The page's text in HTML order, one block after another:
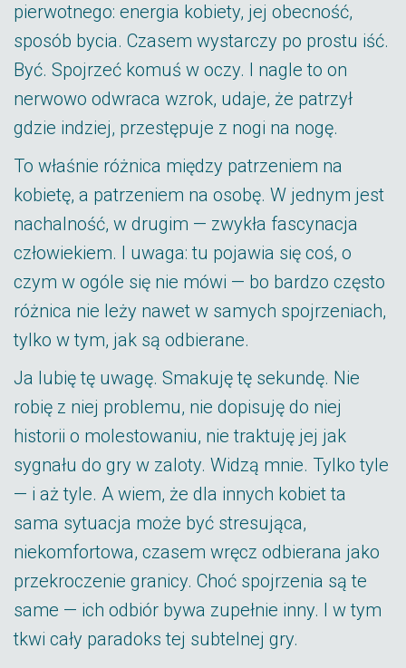
pierwotnego: energia kobiety, jej obecność,
sposób bycia. Czasem wystarczy po prostu iść.
Być. Spojrzeć komuś w oczy. I nagle to on
nerwowo odwraca wzrok, udaje, że patrzył
gdzie indziej, przestępuje z nogi na nogę.
To właśnie różnica między patrzeniem na
kobietę, a patrzeniem na osobę. W jednym jest
nachalność, w drugim — zwykła fascynacja
człowiekiem. I uwaga: tu pojawia się coś, o
czym w ogóle się nie mówi — bo bardzo często
różnica nie leży nawet w samych spojrzeniach,
tylko w tym, jak są odbierane.
Ja lubię tę uwagę. Smakuję tę sekundę. Nie
robię z niej problemu, nie dopisuję do niej
historii o molestowaniu, nie traktuję jej jak
sygnału do gry w zaloty. Widzą mnie. Tylko tyle
— i aż tyle. A wiem, że dla innych kobiet ta
sama sytuacja może być stresująca,
niekomfortowa, czasem wręcz odbierana jako
przekroczenie granicy. Choć spojrzenia są te
same — ich odbiór bywa zupełnie inny. I w tym
tkwi cały paradoks tej subtelnej gry.